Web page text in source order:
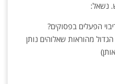
נשאל:
הפעלים בפסוקים?
מהוראות שאלוהים נותן